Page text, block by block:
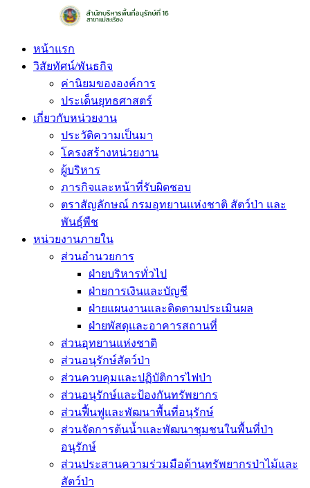
หน้าแรก
วิสัยทัศน์/พันธกิจ
ค่านิยมขององค์การ
ประเด็นยุทธศาสตร์
เกี่ยวกับหน่วยงาน
ประวัติความเป็นมา
โครงสร้างหน่วยงาน
ผู้บริหาร
ภารกิจและหน้าที่รับผิดชอบ
ตราสัญลักษณ์ กรมอุทยานแห่งชาติ สัตว์ป่า และ
พันธุ์พืช
หน่วยงานภายใน
ส่วนอำนวยการ
ฝ่ายบริหารทั่วไป
ฝ่ายการเงินและบัญชี
ฝ่ายแผนงานและติดตามประเมินผล
ฝ่ายพัสดุและอาคารสถานที่
ส่วนอุทยานแห่งชาติ
ส่วนอนุรักษ์สัตว์ป่า
ส่วนควบคุมและปฏิบัติการไฟป่า
ส่วนอนุรักษ์และป้องกันทรัพยากร
ส่วนฟื้นฟูและพัฒนาพื้นที่อนุรักษ์
ส่วนจัดการต้นน้ำและพัฒนาชุมชนในพื้นที่ป่า
อนุรักษ์
ส่วนประสานความร่วมมือด้านทรัพยากรป่าไม้และ
สัตว์ป่า